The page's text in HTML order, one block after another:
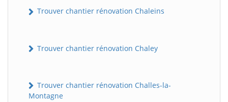
Trouver chantier rénovation Chaleins
Trouver chantier rénovation Chaley
Trouver chantier rénovation Challes-la-
Montagne